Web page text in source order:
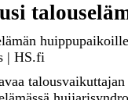
| HS.fi